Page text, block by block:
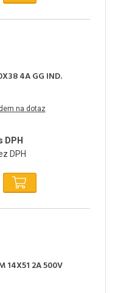
4A GG IND.
na dotaz
DPH
DPH
14X51 2A 500V